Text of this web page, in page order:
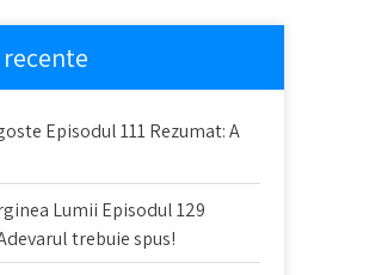
Episodul 111 Rezumat: A
Lumii Episodul 129
trebuie spus!